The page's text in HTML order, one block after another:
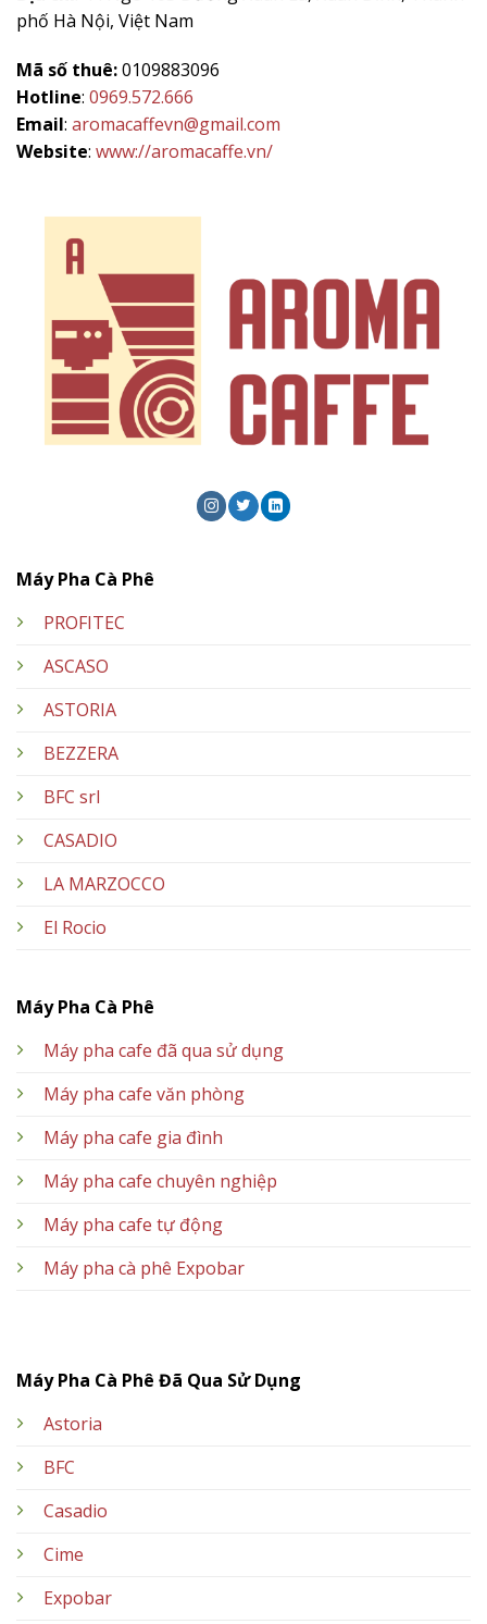
phố Hà Nội, Việt Nam
Mã số thuê:0109883096
Hotline: 0969.572.666
Email: aromacaffevn@gmail.com
Website: www://aromacaffe.vn/
Máy Pha Cà Phê
PROFITEC
ASCASO
ASTORIA
BEZZERA
BFC srl
CASADIO
LA MARZOCCO
El Rocio
Máy Pha Cà Phê
Máy pha cafe đã qua sử dụng
Máy pha cafe văn phòng
Máy pha cafe gia đình
Máy pha cafe chuyên nghiệp
Máy pha cafe tự động
Máy pha cà phê Expobar
Máy Pha Cà Phê Đã Qua Sử Dụng
Astoria
BFC
Casadio
Cime
Expobar